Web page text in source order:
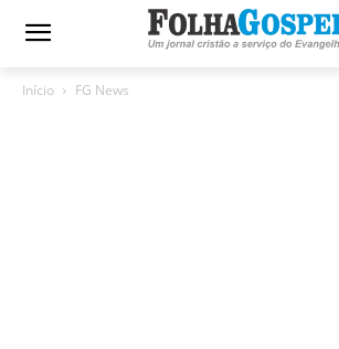
Início FG News